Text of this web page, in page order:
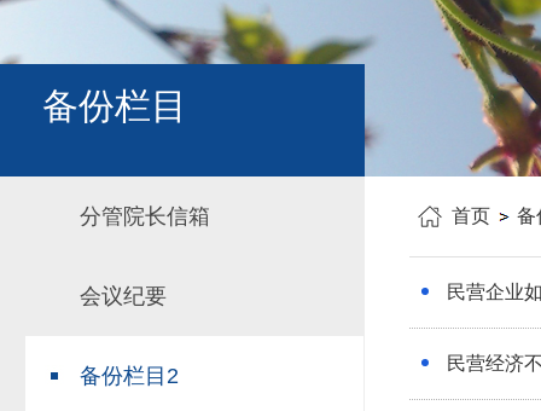
现任领导
组织结构
学科设置
会议通知
会议纪要
工会之声
职称晋升
人事培训
博士后管理
规章制度
课表、校历
主修专业确认
学籍管理
教学与教务
毕业论文
科研训练
实习实践
备份栏目
分管院长信箱
会议纪要
备份栏目2
首页 备
民营企业
民营经济